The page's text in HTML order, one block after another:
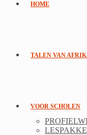
HOME
TALEN VAN
VOOR SCHOLEN